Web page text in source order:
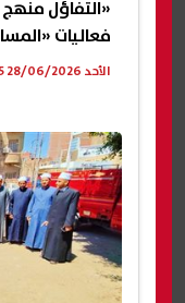
«التفاؤل
فعاليات «المساجد
الأحد 28/06/2026 10:35 م